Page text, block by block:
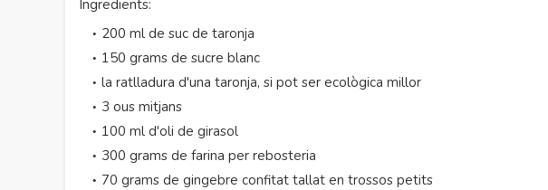
Ingredients:
200 ml de suc de taronja
150 grams de sucre blanc
la ratlladura d'una taronja, si pot ser ecològica millor
3 ous mitjans
100 ml d'oli de girasol
300 grams de farina per rebosteria
70 grams de gingebre confitat tallat en trossos petits